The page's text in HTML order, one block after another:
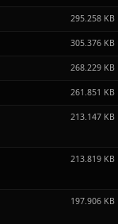
295.258 KB
305.376 KB
268.229 KB
261.851 KB
213.147 KB
213.819 KB
197.906 KB